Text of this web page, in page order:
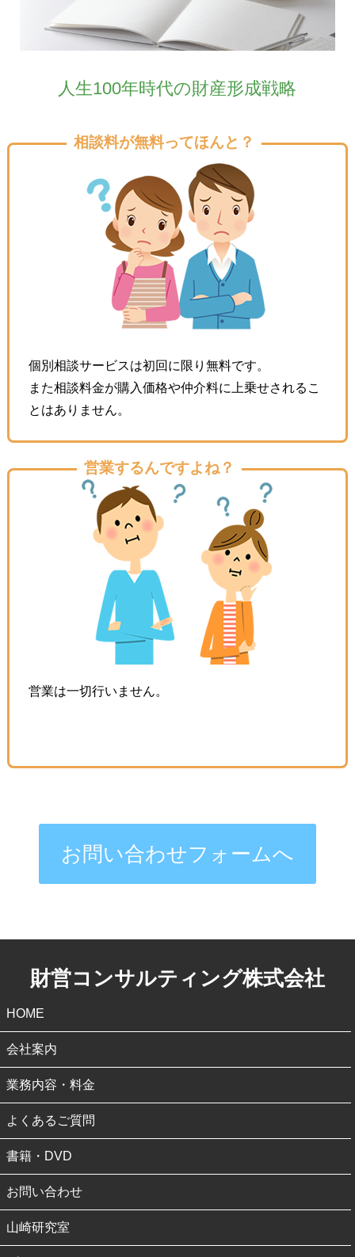
人生100年時代の財産形成戦略
相談料が無料ってほんと？
個別相談サービスは初回に限り無料です。
また相談料⾦が購⼊価格や仲介料に上乗せされるこ
とはありません。
営業するんですよね？
営業は一切行いません。
お問い合わせフォームへ
財営コンサルティング株式会社
HOME
会社案内
業務内容・料金
よくあるご質問
書籍・DVD
お問い合わせ
山崎研究室